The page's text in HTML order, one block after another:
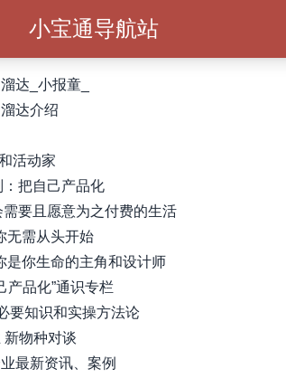
小宝通导航站
达_小报童_
达介绍
活动家
把自己产品化
要且愿意为之付费的生活
无需从头开始
是你生命的主角和设计师
产品化”通识专栏
要知识和实操方法论
新物种对谈
最新资讯、案例